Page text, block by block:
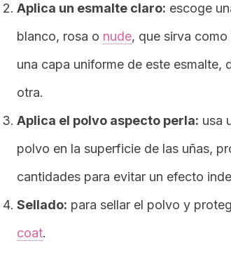
Aplica un esmalte claro: escoge
blanco, rosa o nude, que sirva
una capa uniforme de este
otra.
Aplica el polvo aspecto perla: usa
polvo en la superficie de las uñas,
cantidades para evitar un efecto
Sellado: para sellar el polvo y
coat.